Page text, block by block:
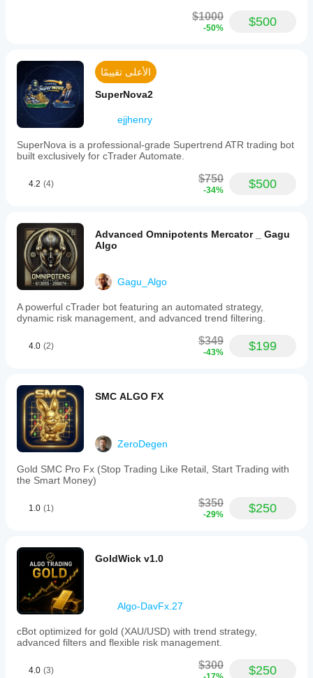
negative
grid
cycle,
adjustable
on
risk
profiles.
strategy
addresses
fixed-
distance
grid
trading
by
integrating
volatility-
based
adjustments
protection.
January
to
April
2025,
showing
a
factor
of
and
of
3.71%.
ملف تعريف التداول
$1000
-50% $500
الأعلى تقييمًا
SuperNova2
ejjhenry
SuperNova is a professional-grade Supertrend ATR trading bot
built exclusively for cTrader Automate.
4.2 (4) $750
-34% $500
Advanced Omnipotents Mercator _ Gagu
Algo
Gagu_Algo
A powerful cTrader bot featuring an automated strategy,
dynamic risk management, and advanced trend filtering.
4.0 (2) $349
-43% $199
SMC ALGO FX
ZeroDegen
Gold SMC Pro Fx (Stop Trading Like Retail, Start Trading with
the Smart Money)
1.0 (1) $350
-29% $250
GoldWick v1.0
Algo-DavFx.27
cBot optimized for gold (XAU/USD) with trend strategy,
advanced filters and flexible risk management.
4.0 (3) $300 $250